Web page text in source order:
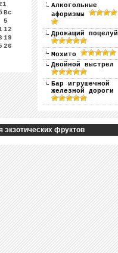
Вс
5
12
19
26
Алкогольные
афоризмы
Дрожащий поцелуй
Мохито
Двойной выстрел
Бар игрушечной
железной дороги
экзотических фруктов